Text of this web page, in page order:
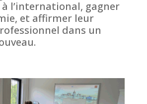
l’international, gagner
et affirmer leur
dans un